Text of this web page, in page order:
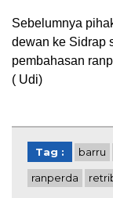
Sebelumnya
dewan ke Sidrap
pembahasan
( Udi)
Tag : barru
ranperda